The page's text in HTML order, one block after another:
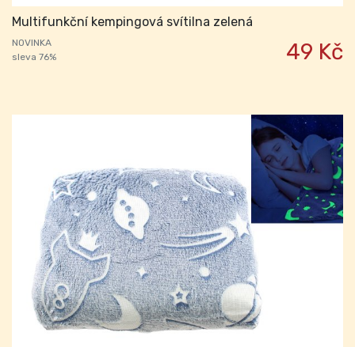
Multifunkční kempingová svítilna zelená
NOVINKA
sleva 76%
49 Kč